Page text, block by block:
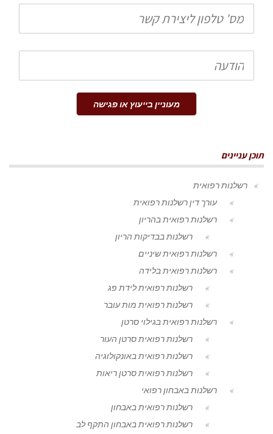
טלפון
הודעה
מעוניין בייעוץ או פגישה
תוכן עניינים
רשלנות רפואית
עורך דין רשלנות רפואית
רשלנות רפואית בהריון
רשלנות בבדיקות הריון
רשלנות רפואית שיניים
רשלנות רפואית בלידה
רשלנות רפואית לידת פג
רשלנות רפואית מות עובר
רשלנות רפואית בגילוי סרטן
רשלנות רפואית סרטן העור
רשלנות רפואית באונקולוגיה
רשלנות רפואית סרטן ריאות
רשלנות באבחון רפואי
רשלנות רפואית באבחון
רשלנות רפואית באבחון התקף לב